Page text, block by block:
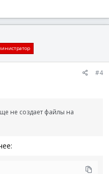
#4
не создает файлы на